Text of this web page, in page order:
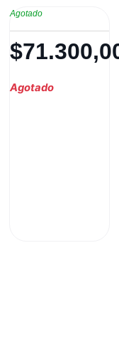
Agotado
$
Agotado